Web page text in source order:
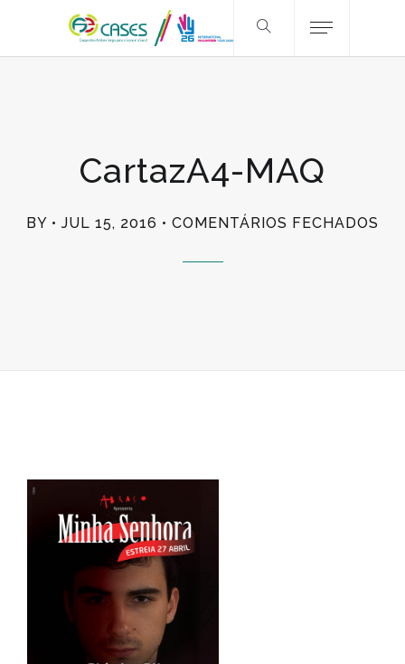
CartazA4-MAQ
BY JUL 15, 2016 COMENTÁRIOS FECHADOS